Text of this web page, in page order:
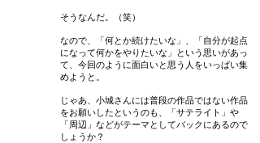
そうなんだ。（笑）
なので、「何とか続けたいな」、「自分が起点
になって何かをやりたいな」という思いがあっ
て、今回のように面白いと思う人をいっぱい集
めようと。
じゃあ、小城さんには普段の作品ではない作品
をお願いしたというのも、「サテライト」や
「周辺」などがテーマとしてバックにあるので
しょうか？